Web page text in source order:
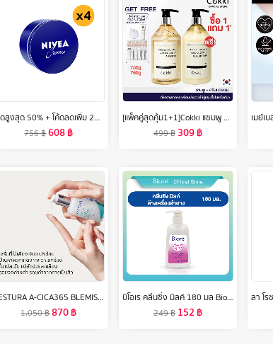
[ลดสูงสุด 50% + โค้ดลดเพิ่ม 20%]นีเวีย ครีมบำรุงผิว สูตรเข้มข้น 250 มล. 4 ชิ้น NIVEA
756฿608฿
[แพ็คคู่สุดคุ้ม1+1]Cokki แชมพู & ครีมนวด Shampoo & Hair Conditioner 750gx2 สูตรขจัดรังแค
499฿ 309฿
AESTURA A-CICA365 BLEMISH RELIEF SERUM 40ML เอสทูร่า เอ-ซิก้า365 เบลมมิช* รีลีฟ เซรั่ม ผลิตภัณฑ์บำรุงผิวหน้า
1,050฿870฿
บิโอเร คลีนซิ่ง มิลค์ 180 มล Biore Cleansing Milk 180 ml ล้างเครื่องสำอาง
249฿ 152฿